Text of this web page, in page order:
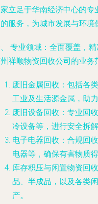
立足于华南经济中心的
服务，为城市发展与环境
专业领域：全面覆盖，
祥顺物资回收公司的业务
废旧金属回收 ：包括各
工业及生活源金属，助
废旧设备回收 ：专业回
冷设备等，进行安全拆
电子电器回收 ：合规回
电器等，确保有害物质
库存积压与闲置物资回收
品、半成品，以及各类
产。